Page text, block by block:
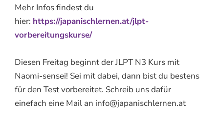
Mehr Infos findest du
hier: https://japanischlernen.at/jlpt-
vorbereitungskurse/
Diesen Freitag beginnt der JLPT N3 Kurs mit
Naomi-sensei! Sei mit dabei, dann bist du bestens
für den Test vorbereitet. Schreib uns dafür
einefach eine Mail an info@japanischlernen.at